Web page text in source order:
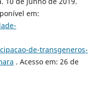
em:
de-transgeneros-
. Acesso em: 26 de